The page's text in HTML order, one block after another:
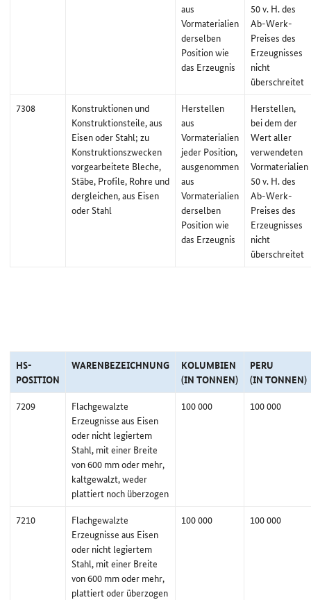
aus
Vormaterialien
derselben
Position wie
das Erzeugnis
50 v. H. des
Ab-Werk-
Preises des
Erzeugnisses
nicht
überschreitet
7308
Konstruktionen und
Konstruktionsteile, aus
Eisen oder Stahl; zu
Konstruktionszwecken
vorgearbeitete Bleche,
Stäbe, Profile, Rohre und
dergleichen, aus Eisen
oder Stahl
Herstellen
aus
Vormaterialien
jeder Position,
ausgenommen
aus
Vormaterialien
derselben
Position wie
das Erzeugnis
Herstellen,
bei dem der
Wert aller
verwendeten
Vormaterialien
50 v. H. des
Ab-Werk-
Preises des
Erzeugnisses
nicht
überschreitet
HS-
POSITION
WARENBEZEICHNUNG
KOLUMBIEN
(IN TONNEN)
PERU
(IN TONNEN)
7209
Flachgewalzte
Erzeugnisse aus Eisen
oder nicht legiertem
Stahl, mit einer Breite
von 600 mm oder mehr,
kaltgewalzt, weder
plattiert noch überzogen
100 000 100 000
7210
Flachgewalzte
Erzeugnisse aus Eisen
oder nicht legiertem
Stahl, mit einer Breite
von 600 mm oder mehr,
plattiert oder überzogen
100 000 100 000